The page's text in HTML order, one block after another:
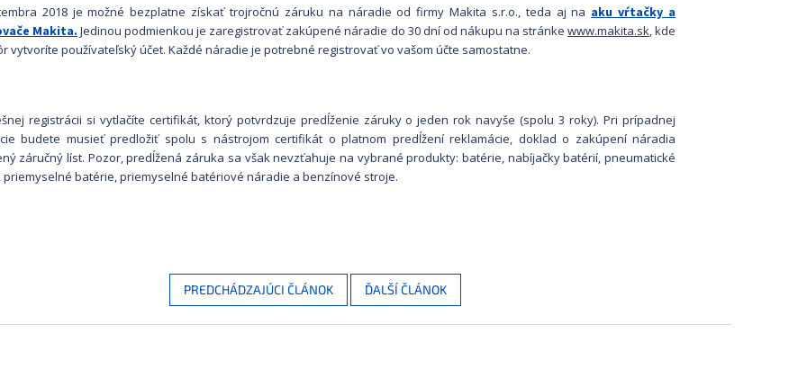
2018 je možné bezplatne získať trojročnú záruku na náradie od firmy Makita s.r.o., teda aj na aku vŕtačky a
Makita. Jedinou podmienkou je zaregistrovať zakúpené náradie do 30 dní od nákupu na stránke www.makita.sk, kde
vytvoríte používateľský účet. Každé náradie je potrebné registrovať vo vašom účte samostatne.
registrácii si vytlačíte certifikát, ktorý potvrdzuje predĺženie záruky o jeden rok navyše (spolu 3 roky). Pri prípadnej
budete musieť predložiť spolu s nástrojom certifikát o platnom predĺžení reklamácie, doklad o zakúpení náradia
záručný líst. Pozor, predĺžená záruka sa však nevzťahuje na vybrané produkty: batérie, nabíjačky batérií, pneumatické
priemyselné batérie, priemyselné batériové náradie a benzínové stroje.
PREDCHÁDZAJÚCI ČLÁNOK ĎALŠÍ ČLÁNOK